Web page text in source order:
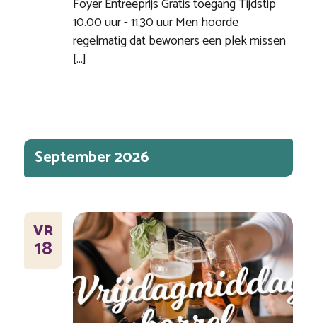
Foyer Entreeprijs Gratis toegang Tijdstip
10.00 uur - 11.30 uur Men hoorde
regelmatig dat bewoners een plek missen
[…]
September 2026
VR
18